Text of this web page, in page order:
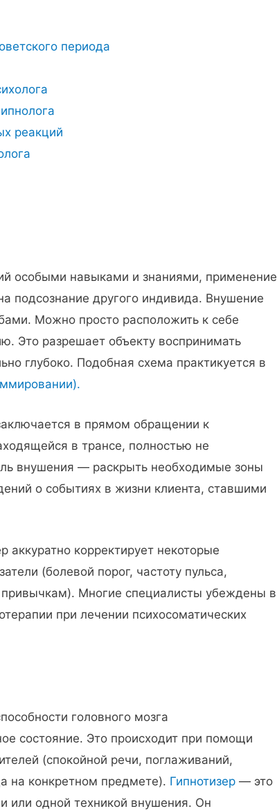
периода
реакций
особыми навыками и знаниями, применение
подсознание другого индивида. Внушение
Можно просто расположить к себе
Это разрешает объекту воспринимать
глубоко. Подобная схема практикуется в
в прямом обращении к
в трансе, полностью не
внушения — раскрыть необходимые зоны
о событиях в жизни клиента, ставшими
аккуратно корректирует некоторые
(болевой порог, частоту пульса,
Многие специалисты убеждены в
при лечении психосоматических
головного мозга
состояние. Это происходит при помощи
(спокойной речи, поглаживаний,
на конкретном предмете). Гипнотизер — это
или одной техникой внушения. Он